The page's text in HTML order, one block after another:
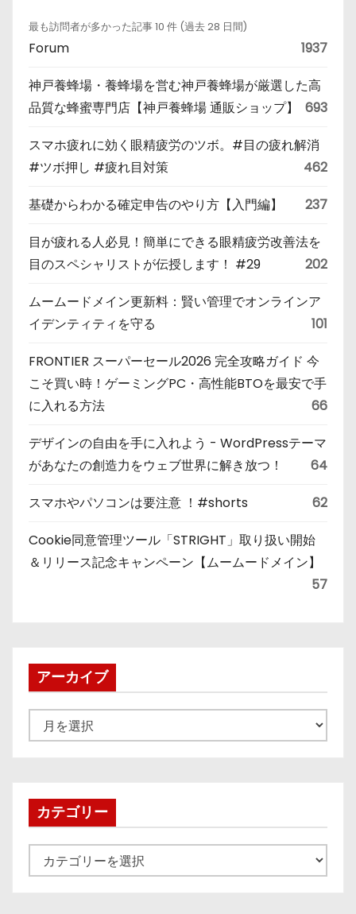
最も訪問者が多かった記事 10 件 (過去 28 日間)
Forum 1937
神戸養蜂場・養蜂場を営む神戸養蜂場が厳選した高
品質な蜂蜜専門店【神戸養蜂場 通販ショップ】
693
スマホ疲れに効く眼精疲労のツボ。#目の疲れ解消
#ツボ押し #疲れ目対策
462
基礎からわかる確定申告のやり方【入門編】 237
目が疲れる人必見！簡単にできる眼精疲労改善法を
目のスペシャリストが伝授します！ #29
202
ムームードメイン更新料：賢い管理でオンラインア
イデンティティを守る
101
FRONTIER スーパーセール2026 完全攻略ガイド 今
こそ買い時！ゲーミングPC・高性能BTOを最安で手
に入れる方法
66
デザインの自由を手に入れよう - WordPressテーマ
があなたの創造力をウェブ世界に解き放つ！
64
スマホやパソコンは要注意 ！#shorts 62
Cookie同意管理ツール「STRIGHT」取り扱い開始
＆リリース記念キャンペーン【ムームードメイン】
57
アーカイブ
ー
ブカテゴリー
テ